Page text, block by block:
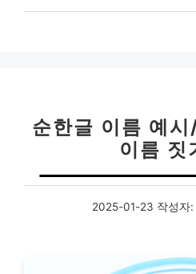
순한글 이름 예시
이름 짓
2025-01-23 작성자: